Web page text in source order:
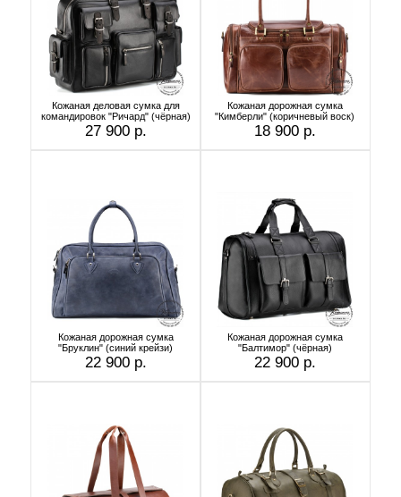
Кожаная деловая сумка для
командировок "Ричард" (чёрная)
27 900 р.
Кожаная дорожная сумка
"Кимберли" (коричневый воск)
18 900 р.
Кожаная дорожная сумка
"Бруклин" (синий крейзи)
22 900 р.
Кожаная дорожная сумка
"Балтимор" (чёрная)
22 900 р.